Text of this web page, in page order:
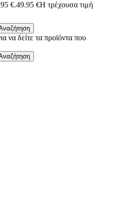
€.49.95 €Η τρέχουσα τιμή
να δείτε τα προϊόντα που